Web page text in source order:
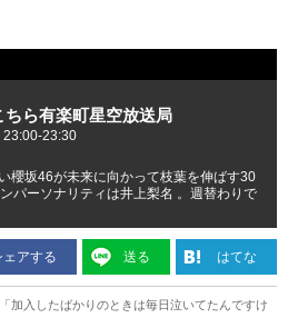
ちら有楽町星空放送局
23:00-23:30
櫻坂46が未来に向かって枝葉を伸ばす30
パーソナリティは井上梨名 。週替わりで
ェアする 送る はてな
加入したばかりのときは毎日泣いてたんですけ